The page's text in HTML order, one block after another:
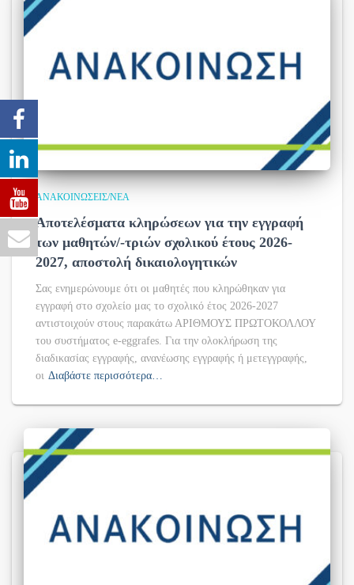
ΑΝΑΚΟΙΝΏΣΕΙΣ/ΝΈΑ
Αποτελέσματα κληρώσεων για την εγγραφή
των μαθητών/-τριών σχολικού έτους 2026-
2027, αποστολή δικαιολογητικών
Σας ενημερώνουμε ότι οι μαθητές που κληρώθηκαν για
εγγραφή στο σχολείο μας το σχολικό έτος 2026-2027
αντιστοιχούν στους παρακάτω ΑΡΙΘΜΟΥΣ ΠΡΩΤΟΚΟΛΛΟΥ
του συστήματος e-eggrafes. Για την ολοκλήρωση της
διαδικασίας εγγραφής, ανανέωσης εγγραφής ή μετεγγραφής,
οι Διαβάστε περισσότερα…